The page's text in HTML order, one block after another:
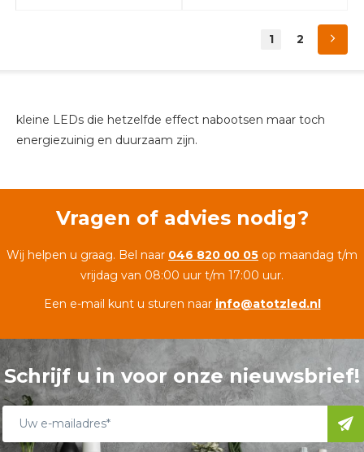
1 2
kleine LEDs die hetzelfde effect nabootsen maar toch
energiezuinig en duurzaam zijn.
Vragen of advies nodig?
Wij helpen u graag. Bel naar 046 820 00 05 op maandag t/m
vrijdag van 08:00 uur t/m 17:00 uur.
Een e-mail kunt u sturen naar info@atotzled.nl
Schrijf u in voor onze nieuwsbrief!